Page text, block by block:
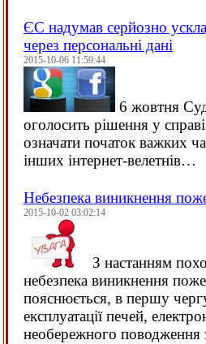
ЄC надумав серйозно
через персональні дані
2015-10-06 11:59:44
6 жовтня
оголосить рішення у
означати початок важких
інших інтернет-велетнів…
Небезпека виникнення
2015-10-02 03:02:14
З настанням
небезпека виникнення
пояснюється, в першу
експлуатації печей,
необережного поводження